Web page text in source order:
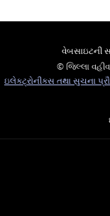
વેબસાઇટની
© જિલ્લા
ઇલેક્ટ્રોનીક્સ તથા સુચના